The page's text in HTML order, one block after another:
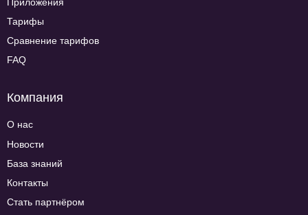
Тарифы
Сравнение тарифов
FAQ
Компания
О нас
Новости
База знаний
Контакты
Стать партнёром